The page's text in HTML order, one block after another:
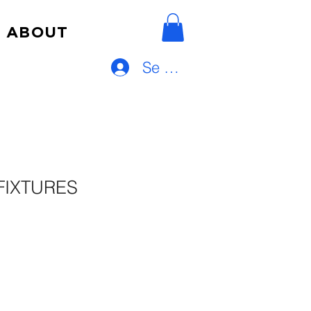
ABOUT
Se connecter